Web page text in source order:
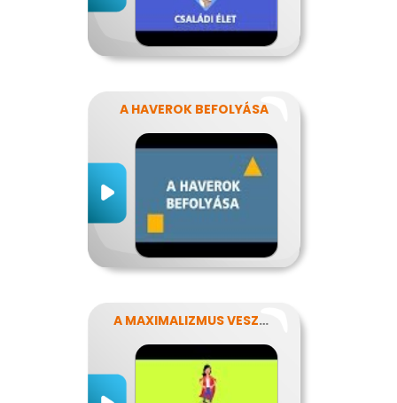
A HAVEROK BEFOLYÁSA
A MAXIMALIZMUS VESZÉLYEI